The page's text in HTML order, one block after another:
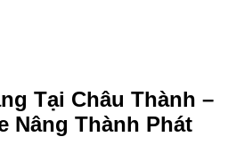
Tại Châu Thành –
Nâng Thành Phát